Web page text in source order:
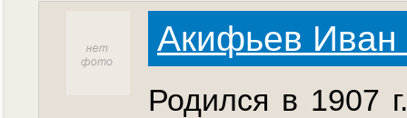
Акифьев Иван
Родился в 1907